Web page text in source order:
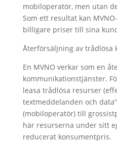
mobiloperatör, men utan
Som ett resultat kan
billigare priser till sina
Återförsäljning av trådlösa
En MVNO verkar som en
kommunikationstjänster.
leasa trådlösa resurser
textmeddelanden och
(mobiloperatör) till
här resurserna under sitt
reducerat konsumentpris.